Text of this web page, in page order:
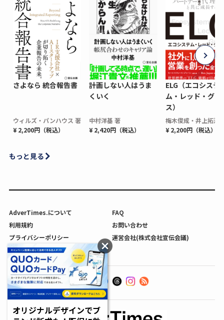
さよなら 統合報告書
ウィルズ・パンハウス 著
¥ 2,200円（税込）
計画しない人はうま
くいく
中村洋基 著
¥ 2,420円（税込）
ELG（エコシステ
ム・レッド・グロ
ス）
梅木俊成・井上拓海
¥ 2,200円（税込）
もっと見る
AdverTimes.について
FAQ
利用規約
お問い合わせ
プライバシーポリシー
運営会社(株式会社宣伝会議)
利用者情報の外部送信について
オリジナルデザインでブ